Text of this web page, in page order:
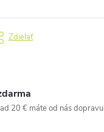
Zdieľať
20 € máte od nás dopravu